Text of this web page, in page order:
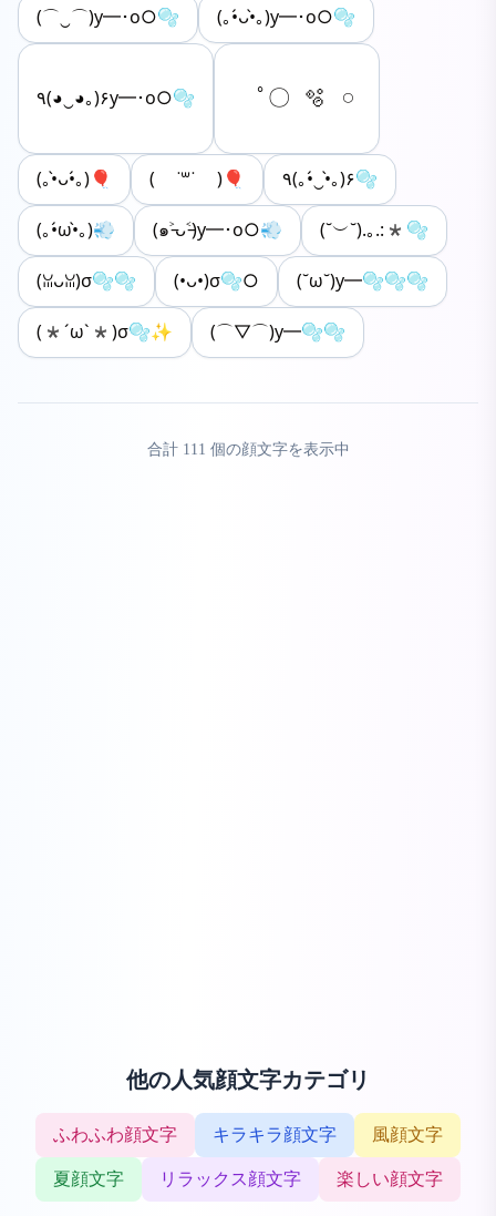
(⌒‿⌒)y━･o○🫧 (｡•́ᴗ•̀｡)y━･o○🫧
٩(◕‿◕｡)۶y━･o○🫧 ⠀ﾟ〇 🫧⠀𓏸
(｡•̀ᴗ•́｡)🎈 ( ˙꒳˙ )🎈 ٩(｡•́‿•̀｡)۶🫧
(｡•́ω•̀｡)💨 (๑˃̵ᴗ˂̵)y━･o○💨 (˘︶˘).｡.:*🫧
(ꈍᴗꈍ)σ🫧🫧 (•ᴗ•)σ🫧○ (˘ω˘)y━🫧🫧🫧
(*´ω`*)σ🫧✨ (⌒▽⌒)y━🫧🫧
合計 111 個の顔文字を表示中
他の人気顔文字カテゴリ
ふわふわ顔文字 キラキラ顔文字 風顔文字
夏顔文字 リラックス顔文字 楽しい顔文字